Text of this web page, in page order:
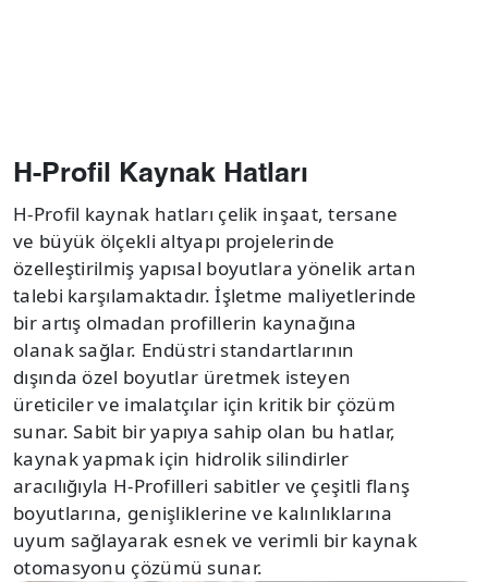
H-Profil Kaynak Hatları
H-Profil kaynak hatları çelik inşaat, tersane
ve büyük ölçekli altyapı projelerinde
özelleştirilmiş yapısal boyutlara yönelik artan
talebi karşılamaktadır. İşletme maliyetlerinde
bir artış olmadan profillerin kaynağına
olanak sağlar. Endüstri standartlarının
dışında özel boyutlar üretmek isteyen
üreticiler ve imalatçılar için kritik bir çözüm
sunar. Sabit bir yapıya sahip olan bu hatlar,
kaynak yapmak için hidrolik silindirler
aracılığıyla H-Profilleri sabitler ve çeşitli flanş
boyutlarına, genişliklerine ve kalınlıklarına
uyum sağlayarak esnek ve verimli bir kaynak
otomasyonu çözümü sunar.